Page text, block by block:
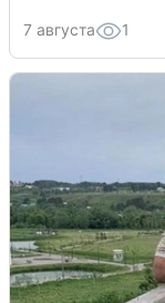
7 августа 1